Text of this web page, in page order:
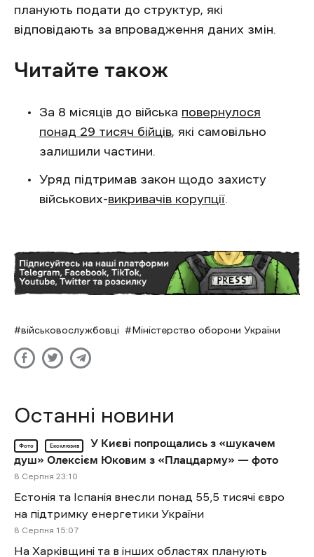
планують подати до структур, які
відповідають за впровадження даних змін.
Читайте також
За 8 місяців до війська повернулося
понад 29 тисяч бійців, які самовільно
залишили частини.
Уряд підтримав закон щодо захисту
військових-викривачів корупції.
військовослужбовці Міністерство оборони України
Останні новини
Фото Ексклюзив
У Києві попрощались з «шукачем
душ» Олексієм Юковим з «Плацдарму» — фото
8 Cерпня 23:10
Естонія та Іспанія внесли понад 55,5 тисячі євро
на підтримку енергетики України
8 Cерпня 15:07
На Харківщині та в інших областях планують